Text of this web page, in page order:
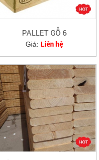
PALLET GỖ 6
Giá: Liên hệ